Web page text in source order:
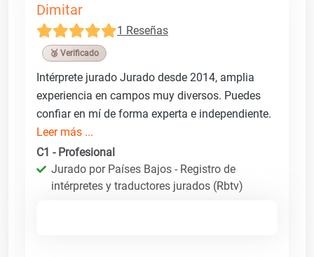
Dimitar
1 Reseñas
🥉 Verificado
Intérprete jurado Jurado desde 2014, amplia
experiencia en campos muy diversos. Puedes
confiar en mí de forma experta e independiente.
Leer más ...
C1 - Profesional
Jurado por Países Bajos - Registro de
intérpretes y traductores jurados (Rbtv)